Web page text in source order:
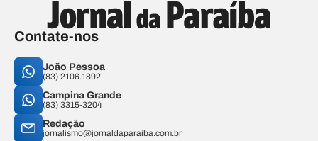
Contate-nos
João Pessoa
(83) 2106.1892
Campina Grande
(83) 3315-3204
Redação
jornalismo@jornaldaparaiba.com.br